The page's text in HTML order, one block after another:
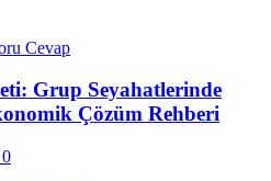
Cevap
Grup Seyahatlerinde
Çözüm Rehberi
0